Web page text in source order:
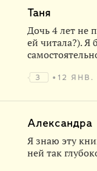
Таня
Дочь 4 лет не
ей читала?). Я
3 12 ЯНВ.
Александра
Я знаю эту
ней так